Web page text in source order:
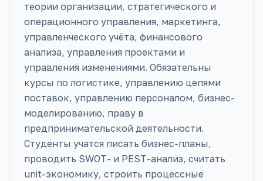
теории организации, стратегического и
операционного управления, маркетинга,
управленческого учёта, финансового
анализа, управления проектами и
управления изменениями. Обязательны
курсы по логистике, управлению цепями
поставок, управлению персоналом, бизнес-
моделированию, праву в
предпринимательской деятельности.
Студенты учатся писать бизнес-планы,
проводить SWOT- и PEST-анализ, считать
unit-экономику, строить процессные